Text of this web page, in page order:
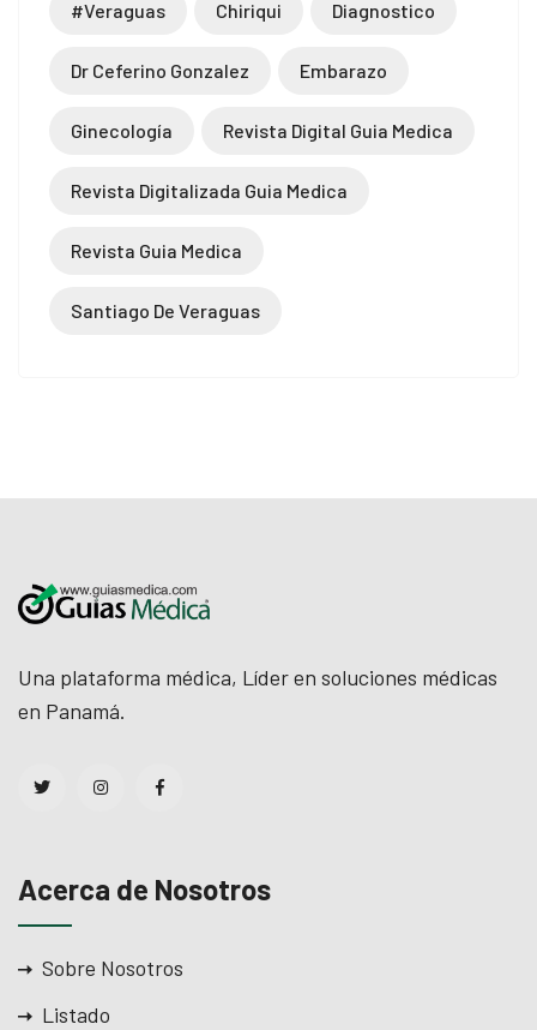
#veraguas Chiriqui Diagnostico
Dr Ceferino Gonzalez Embarazo
Ginecología Revista Digital Guia Medica
Revista Digitalizada Guia Medica
Revista Guia Medica
Santiago De Veraguas
Una plataforma médica, Líder en soluciones médicas
en Panamá.
Acerca de Nosotros
Sobre Nosotros
Listado